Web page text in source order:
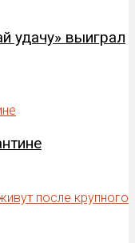
удачу» выиграл